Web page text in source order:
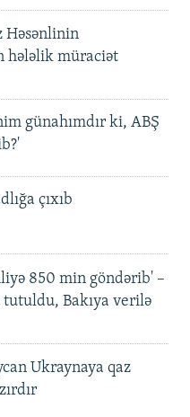
Həsənlinin
hələlik müraciət
günahımdır ki, ABŞ
çıxıb
850 min göndərib' –
Bakıya verilə
Ukraynaya qaz